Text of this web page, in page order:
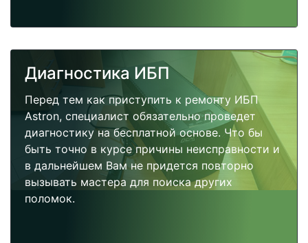
Диагностика ИБП
Перед тем как приступить к ремонту ИБП
Astron, специалист обязательно проведет
диагностику на бесплатной основе. Что бы
быть точно в курсе причины неисправности и
в дальнейшем Вам не придется повторно
вызывать мастера для поиска других
поломок.